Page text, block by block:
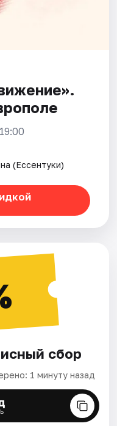
(Ессентуки)
сбор
1 минуту назад